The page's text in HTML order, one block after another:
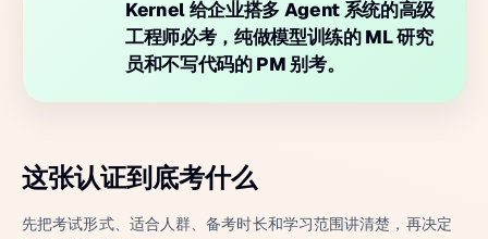
Kernel 给企业搭多 Agent 系统的高级
工程师必考，纯做模型训练的 ML 研究
员和不写代码的 PM 别考。
这张认证到底考什么
先把考试形式、适合人群、备考时长和学习范围讲清楚，再决定